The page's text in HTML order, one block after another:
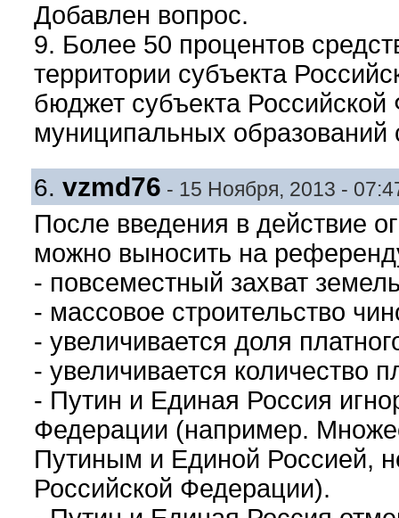
Добавлен вопрос.
9. Более 50 процентов
территории субъекта
бюджет субъекта
муниципальных образований
6. vzmd76 - 15 Ноября, 2013 -
После введения в действие
можно выносить на
- повсеместный захват
- массовое строительство
- увеличивается доля
- увеличивается количество
- Путин и Единая Россия
Федерации (например.
Путиным и Единой Россией,
Российской Федерации).